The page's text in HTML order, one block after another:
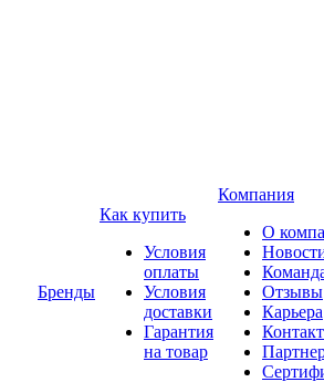
Бренды
Как купить
Условия
оплаты
Условия
доставки
Гарантия
на товар
Компания
О
Отзывы
Карьера